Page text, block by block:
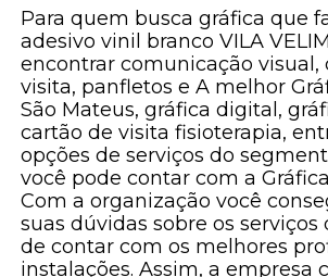
Para quem busca gráfica que
adesivo vinil branco VILA
encontrar comunicação visual,
visita, panfletos e A melhor
São Mateus, gráfica digital,
cartão de visita fisioterapia,
opções de serviços do
você pode contar com a
Com a organização você
suas dúvidas sobre os serviços
de contar com os melhores
instalações. Assim, a empresa